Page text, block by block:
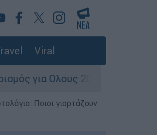
Viral
2026-2027: Τα SOS για να
Ποιοι γιορτάζουν